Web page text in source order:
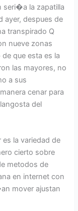
seri�a la zapatilla
ayer, despues de
transpirado Q
nueve zonas
que esta es la
las mayores, no
a sus
cenar para
del
la variedad de
cierto sobre
metodos de
en internet con
mover ajustan